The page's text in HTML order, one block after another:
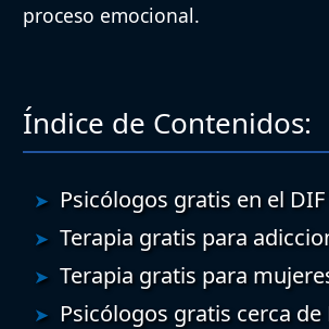
proceso emocional.
Índice de Contenidos:
Psicólogos gratis en el DIF
Terapia gratis para
Terapia gratis para
Psicólogos gratis cerca